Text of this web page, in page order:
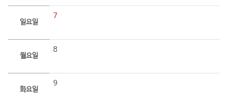
일요일
7
월요일
8
화요일
9